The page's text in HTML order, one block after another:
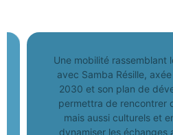
Une mobilité rassemblant les
avec Samba Résille, axée
2030 et son plan de
permettra de rencontrer des
mais aussi culturels et
dynamiser les échanges